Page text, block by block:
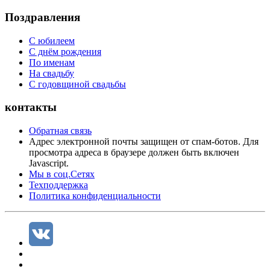
Поздравления
С юбилеем
С днём рождения
По именам
На свадьбу
С годовщиной свадьбы
контакты
Обратная связь
Адрес электронной почты защищен от спам-ботов. Для
просмотра адреса в браузере должен быть включен
Javascript.
Мы в соц.Сетях
Техподдержка
Политика конфиденциальности